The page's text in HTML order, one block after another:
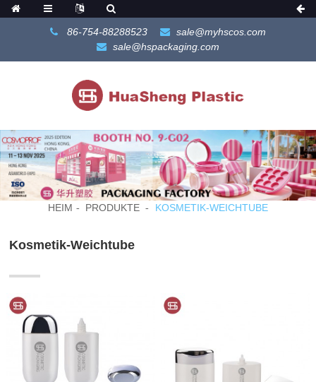
86-754-88288523
sale@myhscos.com
sale@hspackaging.com
HEIM PRODUKTE KOSMETIK-WEICHTUBE
Kosmetik-Weichtube